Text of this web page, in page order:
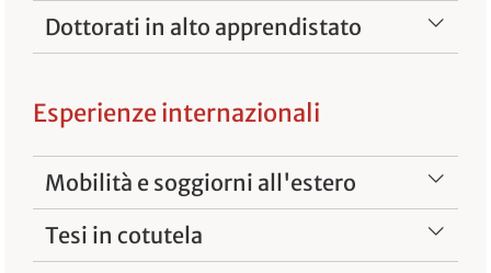
Dottorati in alto apprendistato
Esperienze internazionali
Mobilità e soggiorni all'estero
Tesi in cotutela